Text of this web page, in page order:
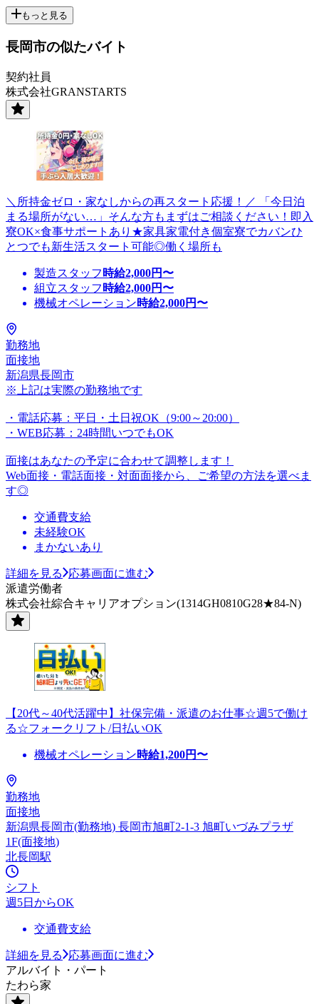
もっと見る
長岡市の似たバイト
契約社員
株式会社GRANSTARTS
＼所持金ゼロ・家なしからの再スタート応援！／ 「今日泊
まる場所がない…」そんな方もまずはご相談ください！即入
寮OK×食事サポートあり★家具家電付き個室寮でカバンひ
とつでも新生活スタート可能◎働く場所も
製造スタッフ 時給2,000円〜
組立スタッフ 時給2,000円〜
機械オペレーション時給2,000円〜
勤務地
面接地
新潟県長岡市
※上記は実際の勤務地です
・電話応募：平日・土日祝OK（9:00～20:00）
・WEB応募：24時間いつでもOK
面接はあなたの予定に合わせて調整します！
Web面接・電話面接・対面面接から、ご希望の方法を選べま
す◎
交通費支給
未経験OK
まかないあり
詳細を見る
応募画面に進む
派遣労働者
株式会社綜合キャリアオプション(1314GH0810G28★84-N)
【20代～40代活躍中】社保完備・派遣のお仕事☆週5で働け
る☆フォークリフト/日払いOK
機械オペレーション時給1,200円〜
勤務地
面接地
新潟県長岡市(勤務地) 長岡市旭町2-1-3 旭町いづみプラザ
1F(面接地)
北長岡駅
シフト
週5日からOK
交通費支給
詳細を見る
応募画面に進む
アルバイト・パート
たわら家